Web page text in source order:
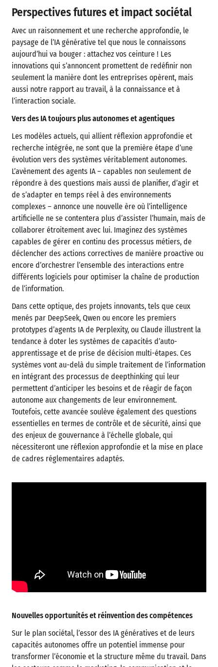
Perspectives futures et impact sociétal
Avec un raisonnement et une recherche approfondie, le
paysage de l’IA générative tel que nous le connaissons
aujourd’hui va bouger : attachez vos ceinture ! Les
innovations qui s’annoncent promettent de redéfinir non
seulement la manière dont les entreprises opèrent, mais
aussi notre rapport au travail, à la connaissance et à
l’interaction sociale.
Vers des IA toujours plus autonomes et agentiques
Les modèles actuels, qui allient réflexion approfondie et
recherche intégrée, ne sont que la première étape d’une
évolution vers des systèmes véritablement autonomes.
L’avènement des agents IA – capables non seulement de
répondre à des questions mais aussi de planifier, d’agir et
de s’adapter en temps réel à des environnements
complexes – annonce une nouvelle ère où l’intelligence
artificielle ne se contentera plus d’assister l’humain, mais de
collaborer étroitement avec lui. Imaginez des systèmes
capables de gérer en continu des processus métiers, de
déclencher des actions correctives de manière proactive ou
encore d’orchestrer l’ensemble des interactions entre
différents logiciels pour optimiser la chaîne de production
de l’information.
Dans cette optique, des projets innovants, tels que ceux
menés par DeepSeek, Qwen ou encore les premiers
prototypes d’agents IA de Perplexity, ou Claude illustrent la
tendance à doter les systèmes de capacités d’auto-
apprentissage et de prise de décision multi-étapes. Ces
systèmes vont au-delà du simple traitement de l’information
en intégrant des processus de deepthinking qui leur
permettent d’anticiper les besoins et de réagir de façon
autonome aux changements de leur environnement.
Toutefois, cette avancée soulève également des questions
essentielles en termes de contrôle et de sécurité, ainsi que
des enjeux de gouvernance à l’échelle globale, qui
nécessiteront une réflexion approfondie et la mise en place
de cadres réglementaires adaptés.
Nouvelles opportunités et réinvention des compétences
Sur le plan sociétal, l’essor des IA génératives et de leurs
capacités autonomes offre un potentiel immense pour
transformer l’économie et la structure même du travail. Dans